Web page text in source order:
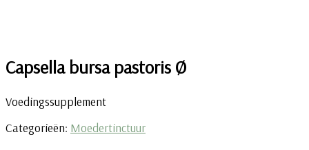
Capsella bursa pastoris Ø
Voedingssupplement
Categorieën: Moedertinctuur